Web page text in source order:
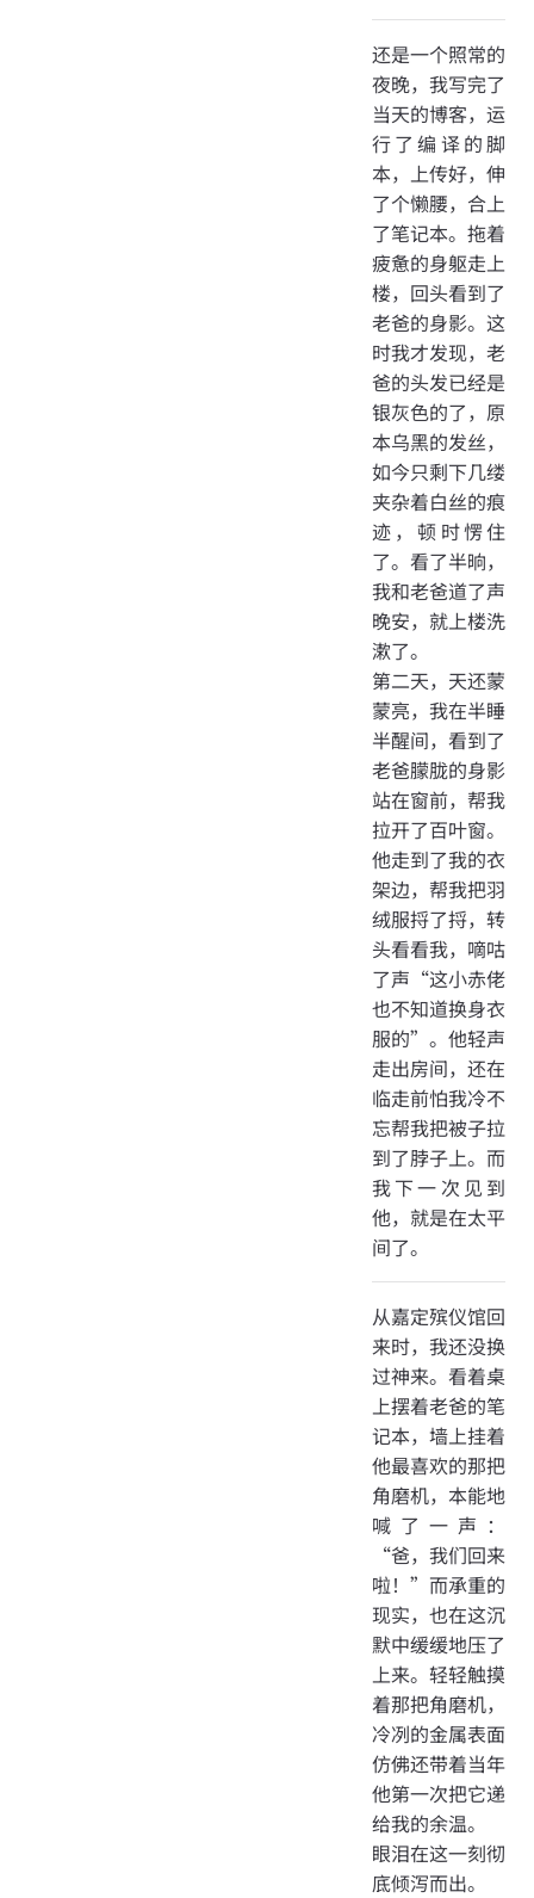
还是一个照常的
夜晚，我写完了
当天的博客，运
行了编译的脚
本，上传好，伸
了个懒腰，合上
了笔记本。拖着
疲惫的身躯走上
楼，回头看到了
老爸的身影。这
时我才发现，老
爸的头发已经是
银灰色的了，原
本乌黑的发丝，
如今只剩下几缕
夹杂着白丝的痕
迹，顿时愣住
了。看了半晌，
我和老爸道了声
晚安，就上楼洗
漱了。
第二天，天还蒙
蒙亮，我在半睡
半醒间，看到了
老爸朦胧的身影
站在窗前，帮我
拉开了百叶窗。
他走到了我的衣
架边，帮我把羽
绒服捋了捋，转
头看看我，嘀咕
了声“这小赤佬
也不知道换身衣
服的”。他轻声
走出房间，还在
临走前怕我冷不
忘帮我把被子拉
到了脖子上。而
我下一次见到
他，就是在太平
间了。
从嘉定殡仪馆回
来时，我还没换
过神来。看着桌
上摆着老爸的笔
记本，墙上挂着
他最喜欢的那把
角磨机，本能地
喊了一声：
“爸，我们回来
啦！”而承重的
现实，也在这沉
默中缓缓地压了
上来。轻轻触摸
着那把角磨机，
冷冽的金属表面
仿佛还带着当年
他第一次把它递
给我的余温。
眼泪在这一刻彻
底倾泻而出。